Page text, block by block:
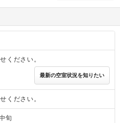
ください。
最新の空室状況を知りたい
ください。
旬